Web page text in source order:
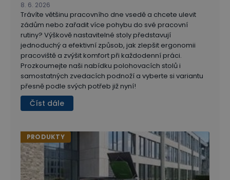
Trávíte většinu pracovního dne vsedě a chcete ulevit
zádům nebo zařadit více pohybu do své pracovní
rutiny? Výškově nastavitelné stoly představují
jednoduchý a efektivní způsob, jak zlepšit ergonomii
pracoviště a zvýšit komfort při každodenní práci.
Prozkoumejte naši nabídku polohovacích stolů i
samostatných zvedacích podnoží a vyberte si variantu
přesně podle svých potřeb již nyní!
8. 6. 2026
Číst dále
PRODUKTY